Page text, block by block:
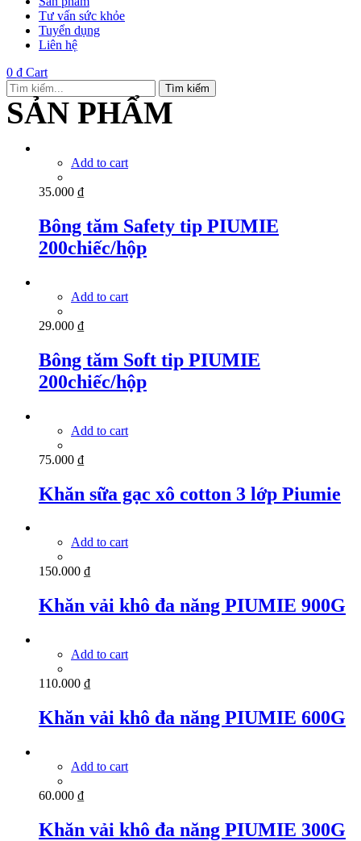
Tư vấn sức khỏe
Tuyển dụng
Liên hệ
0 ₫ Cart
Tìm kiếm
SẢN PHẨM
Add to cart
35.000 ₫
Bông tăm Safety tip PIUMIE
200chiếc/hộp
Add to cart
29.000 ₫
Bông tăm Soft tip PIUMIE
200chiếc/hộp
Add to cart
75.000 ₫
Khăn sữa gạc xô cotton 3 lớp Piumie
Add to cart
150.000 ₫
Khăn vải khô đa năng PIUMIE 900G
Add to cart
110.000 ₫
Khăn vải khô đa năng PIUMIE 600G
Add to cart
60.000 ₫
Khăn vải khô đa năng PIUMIE 300G